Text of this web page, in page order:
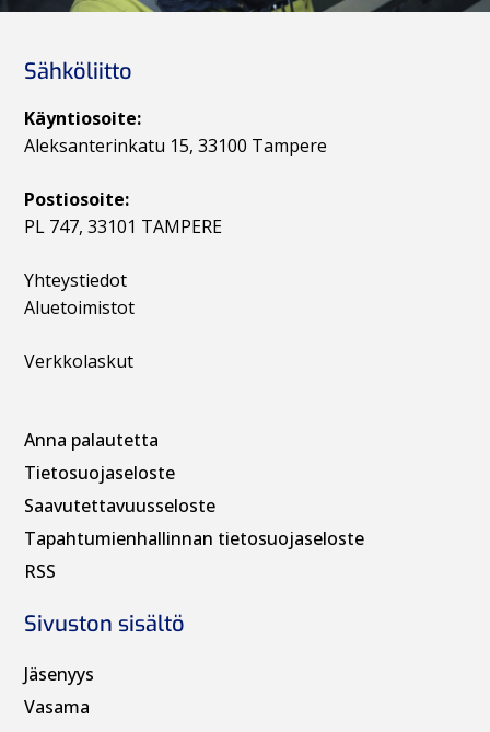
Sähköliitto
Käyntiosoite:
Aleksanterinkatu 15, 33100 Tampere
Postiosoite:
PL 747, 33101 TAMPERE
Yhteystiedot
Aluetoimistot
Verkkolaskut
Anna palautetta
Tietosuojaseloste
Saavutettavuusseloste
Tapahtumienhallinnan tietosuojaseloste
RSS
Sivuston sisältö
Jäsenyys
Vasama